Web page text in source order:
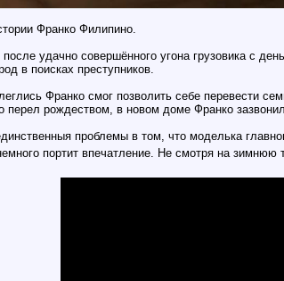
Франко Филипино.
удачно совершённого угона грузовика с
в поисках преступников.
Франко смог позволить себе перевести
рождеством, в новом доме Франко
проблемы в том, что моделька
портит впечатление. Не смотря на